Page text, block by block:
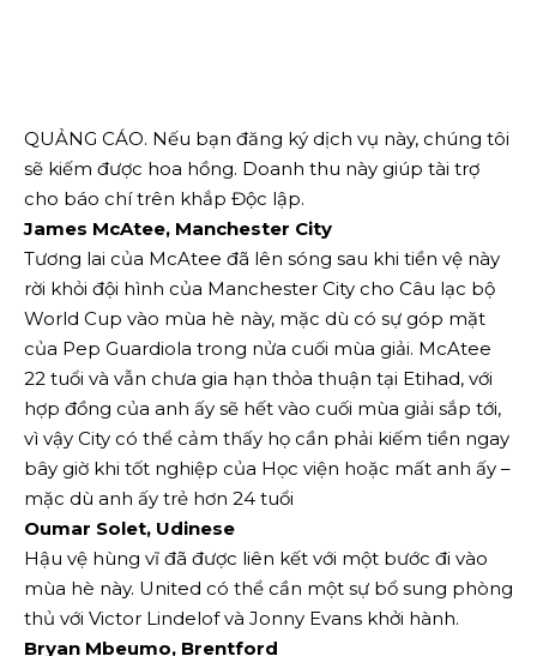
QUẢNG CÁO. Nếu bạn đăng ký dịch vụ này, chúng tôi
sẽ kiếm được hoa hồng. Doanh thu này giúp tài trợ
cho báo chí trên khắp Độc lập.
James McAtee, Manchester City
Tương lai của McAtee đã lên sóng sau khi tiền vệ này
rời khỏi đội hình của Manchester City cho Câu lạc bộ
World Cup vào mùa hè này, mặc dù có sự góp mặt
của Pep Guardiola trong nửa cuối mùa giải. McAtee
22 tuổi và vẫn chưa gia hạn thỏa thuận tại Etihad, với
hợp đồng của anh ấy sẽ hết vào cuối mùa giải sắp tới,
vì vậy City có thể cảm thấy họ cần phải kiếm tiền ngay
bây giờ khi tốt nghiệp của Học viện hoặc mất anh ấy –
mặc dù anh ấy trẻ hơn 24 tuổi
Oumar Solet, Udinese
Hậu vệ hùng vĩ đã được liên kết với một bước đi vào
mùa hè này. United có thể cần một sự bổ sung phòng
thủ với Victor Lindelof và Jonny Evans khởi hành.
Bryan Mbeumo, Brentford